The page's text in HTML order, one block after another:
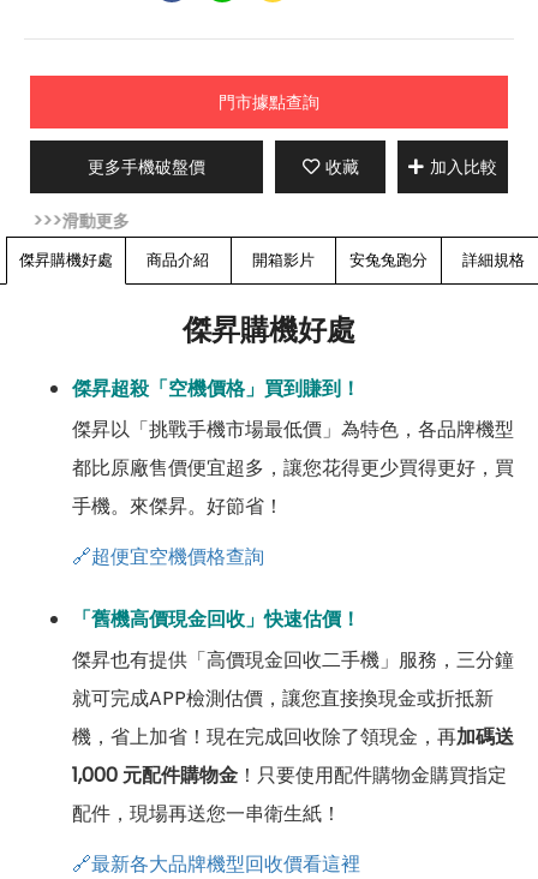
門市據點查詢
更多手機破盤價 收藏 加入比較
傑昇購機好處 商品介紹 開箱影片 安兔兔跑分 詳細規格
傑昇購機好處
傑昇超殺「空機價格」買到賺到！
傑昇以「挑戰手機市場最低價」為特色，各品牌機型
都比原廠售價便宜超多，讓您花得更少買得更好，買
手機。來傑昇。好節省！
🔗超便宜空機價格查詢
「舊機高價現金回收」快速估價！
傑昇也有提供「高價現金回收二手機」服務，三分鐘
就可完成APP檢測估價，讓您直接換現金或折抵新
機，省上加省！現在完成回收除了領現金，再加碼送
1,000 元配件購物金 ！只要使用配件購物金購買指定
配件，現場再送您一串衛生紙！
🔗最新各大品牌機型回收價看這裡